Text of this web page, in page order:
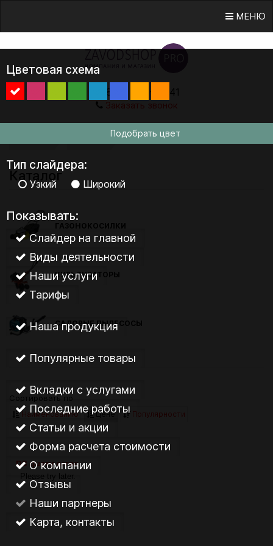
Цветовая схема
Подобрать цвет
Тип слайдера:
Узкий Широкий
Показывать:
Слайдер на главной
Виды деятельности
Наши услуги
Тарифы
Наша продукция
Популярные товары
Вкладки с услугами
Последние работы
Статьи и акции
Форма расчета стоимости
О компании
Отзывы
Наши партнеры
Карта, контакты
МЕНЮ
8 (800) 555-38-41
Заказать звонок
Каталог
ГАЗОНОКОСИЛКИ
КУЛЬТИВАТОРЫ
САДОВЫЕ ПЫЛЕСОСЫ
Сортировать по
Наименованию Цене Популярности
DB query error.
Please try later.